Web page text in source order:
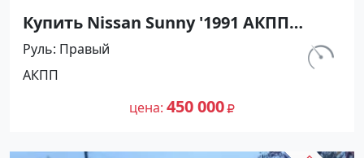
Купить Nissan Sunny '1991 АКПП
(1400/75 л.с.) Бензин инжектор
Мостовской цвет Черный Седан по
цене 450000 рублей, объявление
№27489 на сайте Авторынок23
км.
Руль Правый
АКПП
цена 450 000